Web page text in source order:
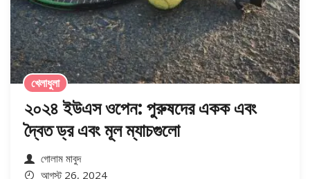
খেলাধুলা
২০২৪ ইউএস ওপেন: পুরুষদের একক এবং
দ্বৈত ড্র এবং মূল ম্যাচগুলো
গোলাম মাবুদ
আগস্ট 26, 2024